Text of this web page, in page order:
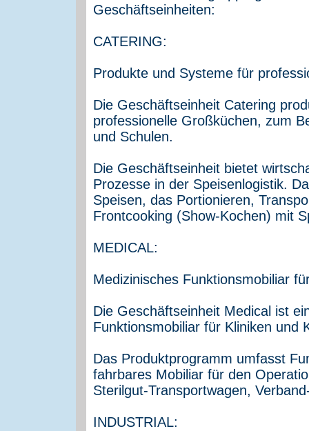
Geschäftseinheiten:
CATERING:
Produkte und Systeme für
Die Geschäftseinheit Catering
professionelle Großküchen, zum
und Schulen.
Die Geschäftseinheit bietet
Prozesse in der Speisenlogistik.
Speisen, das Portionieren,
Frontcooking (Show-Kochen) mit
MEDICAL:
Medizinisches Funktionsmobiliar
Die Geschäftseinheit Medical ist
Funktionsmobiliar für Kliniken und
Das Produktprogramm umfasst
fahrbares Mobiliar für den
Sterilgut-Transportwagen,
INDUSTRIAL: